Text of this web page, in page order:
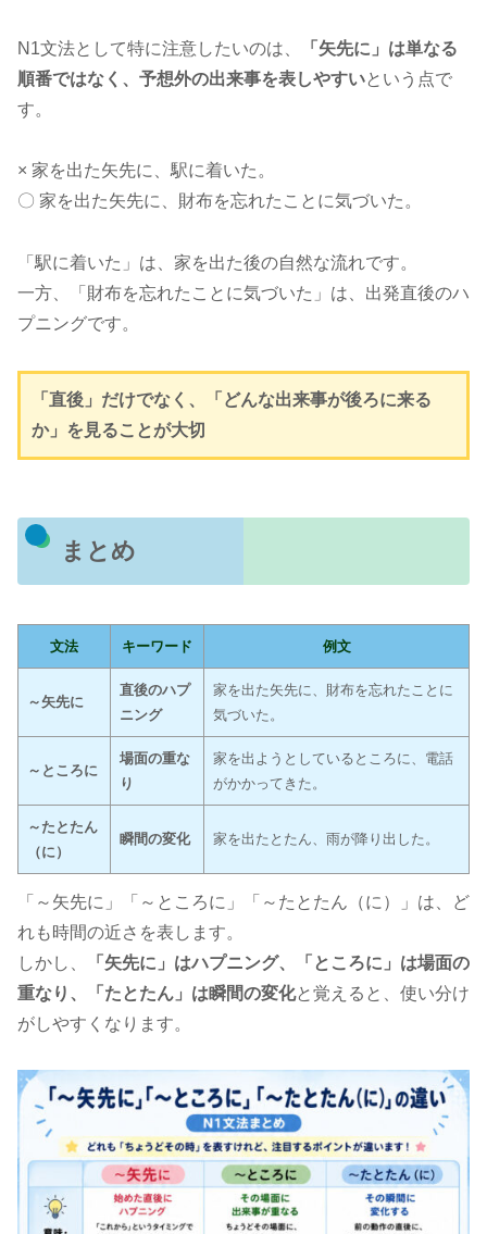
N1文法として特に注意したいのは、
「矢先に」は単なる
順番ではなく、予想外の出来事を表しやすいという点で
す。
× 家を出た矢先に、駅に着いた。
〇 家を出た矢先に、財布を忘れたことに気づいた。
「駅に着いた」は、家を出た後の自然な流れです。
一方、「財布を忘れたことに気づいた」は、出発直後のハ
プニングです。
「直後」だけでなく、「どんな出来事が後ろに来る
か」を見ることが大切
まとめ
文法 キーワード 例文
～矢先に
直後のハプ
ニング
家を出た矢先に、財布を忘れたことに
気づいた。
～ところに
場面の重な
り
家を出ようとしているところに、電話
がかかってきた。
～たとたん
（に）
瞬間の変化 家を出たとたん、雨が降り出した。
「～矢先に」「～ところに」「～たとたん（に）」は、ど
れも時間の近さを表します。
しかし、
「矢先に」はハプニング、「ところに」は場面の
重なり、「たとたん」は瞬間の変化と覚えると、使い分け
がしやすくなります。